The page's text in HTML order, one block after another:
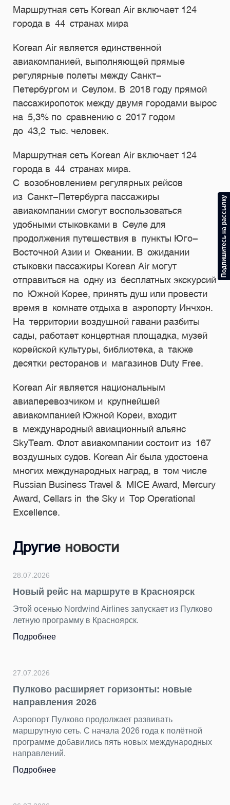
Маршрутная сеть Korean Air включает 124
города в 44 странах мира
Korean Air является единственной
авиакомпанией, выполняющей прямые
регулярные полеты между Санкт-
Петербургом и Сеулом. В 2018 году прямой
пассажиропоток между двумя городами вырос
на 5,3% по сравнению с 2017 годом
до 43,2 тыс. человек.
Маршрутная сеть Korean Air включает 124
города в 44 странах мира.
С возобновлением регулярных рейсов
из Санкт-Петербурга пассажиры
авиакомпании смогут воспользоваться
удобными стыковками в Сеуле для
продолжения путешествия в пункты Юго-
Восточной Азии и Океании. В ожидании
стыковки пассажиры Korean Air могут
отправиться на одну из бесплатных экскурсий
по Южной Корее, принять душ или провести
время в комнате отдыха в аэропорту Инчхон.
На территории воздушной гавани разбиты
сады, работает концертная площадка, музей
корейской культуры, библиотека, а также
десятки ресторанов и магазинов Duty Free.
Korean Air является национальным
авиаперевозчиком и крупнейшей
авиакомпанией Южной Кореи, входит
в международный авиационный альянс
SkyTeam. Флот авиакомпании состоит из 167
воздушных судов. Korean Air была удостоена
многих международных наград, в том числе
Russian Business Travel & MICE Award, Mercury
Award, Cellars in the Sky и Top Operational
Excellence.
Другие новости
маршруте в Красноярск
Airlines запускает из Пулково
в Красноярск.
горизонты: новые
продолжает развивать
С начала 2026 года к полётной
пять новых международных
Подводим
герой —
23.07.2026
«Нечего
Подпишитесь на рассылку